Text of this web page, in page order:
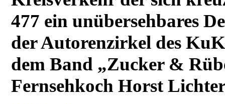
477 ein unübersehbares
der Autorenzirkel des
dem Band „Zucker &
Fernsehkoch Horst